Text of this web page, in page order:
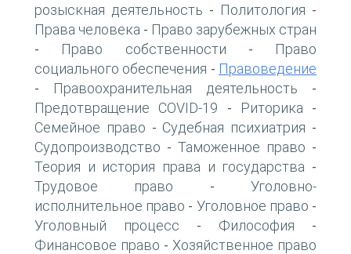
розыскная деятельность - Политология -
Права человека - Право зарубежных стран
- Право собственности -
Право
социального обеспечения - Правоведение
- Правоохранительная деятельность -
Предотвращение COVID-19 - Риторика -
Семейное право - Судебная психиатрия -
Судопроизводство - Таможенное право -
Теория и история права и государства -
Трудовое право -Уголовно-
исполнительное право - Уголовное право -
Уголовный процесс - Философия -
Финансовое право - Хозяйственное право